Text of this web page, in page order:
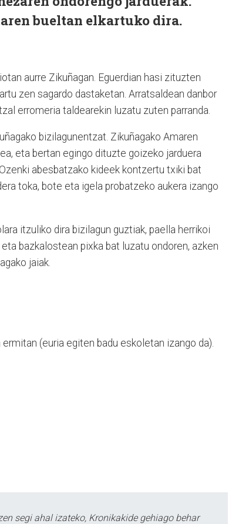
bueltan elkartuko dira.
aurre Zikuñagan. Eguerdian hasi zituzten
zen sagardo dastaketan. Arratsaldean danbor
erromeria taldearekin luzatu zuten parranda.
bizilagunentzat. Zikuñagako Amaren
eta bertan egingo dituzte goizeko jarduera
abesbatzako kideek kontzertu txiki bat
toka, bote eta igela probatzeko aukera izango
itzuliko dira bizilagun guztiak, paella herrikoi
bazkalostean pixka bat luzatu ondoren, azken
jaiak.
(euria egiten badu eskoletan izango da).
segi ahal izateko, Kronikakide gehiago behar